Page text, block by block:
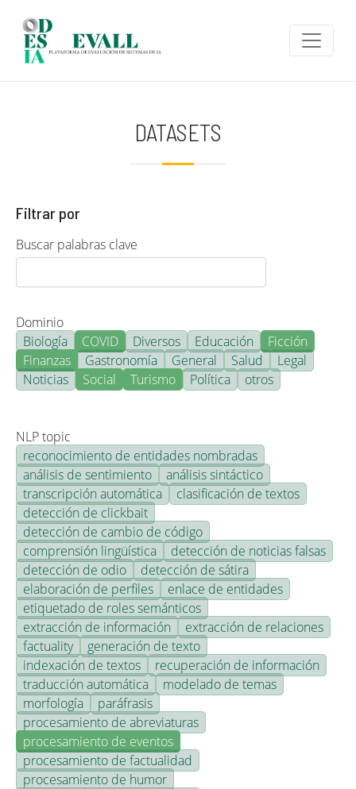
DATASETS
Filtrar por
Buscar palabras clave
Dominio
Biología
COVID Diversos Educación
Ficción
Finanzas
Gastronomía General Salud
Legal
Noticias
Social Turismo Política otros
NLP topic
reconocimiento de entidades nombradas
análisis de sentimiento
análisis sintáctico
transcripción automática
clasificación de textos
detección de clickbait
detección de cambio de código
comprensión lingüística
detección de noticias falsas
detección de odio
detección de sátira
elaboración de perfiles
enlace de entidades
etiquetado de roles semánticos
extracción de información
extracción de relaciones
factuality
generación de texto
indexación de textos
recuperación de información
traducción automática
modelado de temas
morfología
paráfrasis
procesamiento de abreviaturas
procesamiento de eventos
procesamiento de factualidad
procesamiento de humor